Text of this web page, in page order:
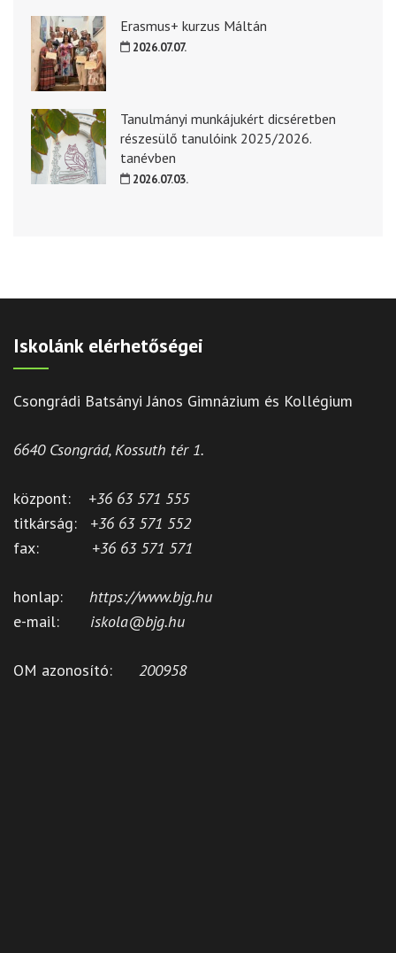
Erasmus+ kurzus Máltán
2026.07.07.
Tanulmányi munkájukért dicséretben
részesülő tanulóink 2025/2026.
tanévben
2026.07.03.
Iskolánk elérhetőségei
Csongrádi Batsányi János Gimnázium és Kollégium
6640 Csongrád, Kossuth tér 1.
központ: +36 63 571 555
titkárság: +36 63 571 552
fax: +36 63 571 571
honlap: https://www.bjg.hu
e-mail: iskola@bjg.hu
OM azonosító: 200958